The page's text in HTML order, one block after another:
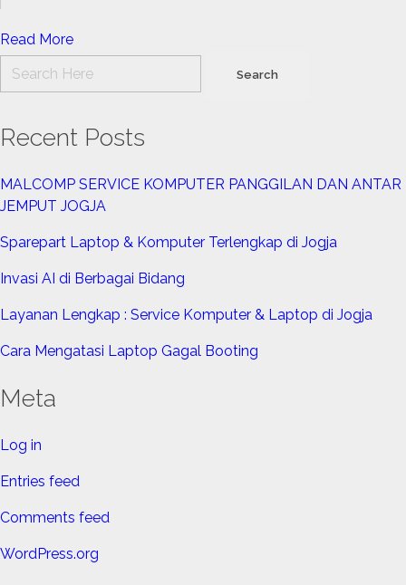
Read More
Recent Posts
MALCOMP SERVICE KOMPUTER PANGGILAN DAN ANTAR
JEMPUT JOGJA
Sparepart Laptop & Komputer Terlengkap di Jogja
Invasi AI di Berbagai Bidang
Layanan Lengkap : Service Komputer & Laptop di Jogja
Cara Mengatasi Laptop Gagal Booting
Meta
Log in
Entries feed
Comments feed
WordPress.org